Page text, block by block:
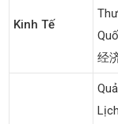
Kinh Tế
经